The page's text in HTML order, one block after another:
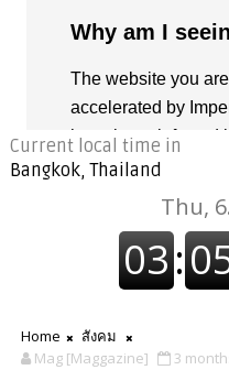
Current local time in
Bangkok, Thailand
Home
สังคม
Mag [Maggazine]
3